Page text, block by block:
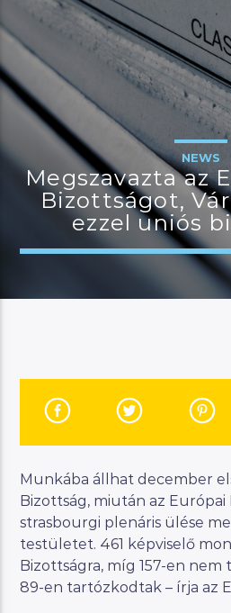
MOST ADÁSBAN
MannaFM
JELENLEGI MŰSOR
BUDAPEST
07:00
Manna FM
NEWS
Megszavazta az
Bizottságot,
ezzel uniós
Munkába állhat december
Bizottság, miután az
strasbourgi plenáris ülése
testületet. 461 képviselő
Bizottságra, míg 157-en
89-en tartózkodtak – írja az